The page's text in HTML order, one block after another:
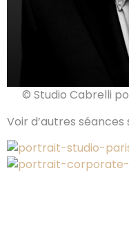
© Studio Cabrelli
Voir d’autres séances